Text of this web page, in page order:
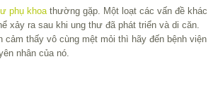
phụ khoathường gặp. Một loạt các vấn đề khác
xảy ra sau khi ung thư đã phát triển và di căn.
cảm thấy vô cùng mệt mỏi thì hãy đến bệnh viện
nhân của nó.